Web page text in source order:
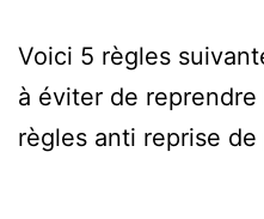
Voici 5 règles
à éviter de
règles anti reprise de